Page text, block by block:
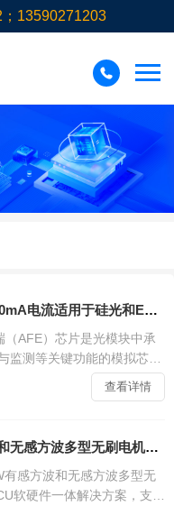
13590271203

DIO10904支持400mA电流适用于硅光和EML调制器的模拟前端光模块
（AFE）芯片是光模块中承
监测等关键功能的模拟芯
能和功耗水平。在高速率传
集成的多路ADC可以对激光
可靠的运行。光模块AFE芯
其突破性的IDAC性能（支持
120mV低headroom）
查看详情
0-600W有感方波和无感方波多型无刷电机电动工具专用MCU
感方波和无感方波多型无
软硬件一体解决方案，支持